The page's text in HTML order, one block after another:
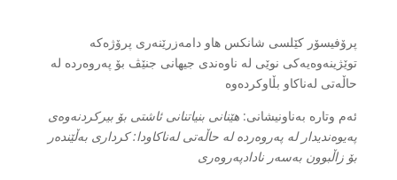
پرۆفیسۆر کێلسی شانکس هاو دامەزرێنەری پرۆژەکە
توێژینەوەیەکی نوێی لە ناوەندی جیهانی جنێڤ بۆ پەروەردە لە
حاڵەتی لەناکاو بڵاوکردەوە
ئەم وتارە بەناونیشانی: هێنانی بنیاتنانی ئاشتی بۆ بیرکردنەوەی
پەیوەندیدار لە پەروەردە لە حاڵەتی لەناکاودا: کرداری بەڵێندەر
بۆ زاڵبوون بەسەر نادادپەروەری